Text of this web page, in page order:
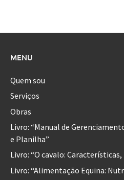
MENU
Quem sou
Serviços
Obras
Livro: “Manual de
e Planilha”
Livro: “O cavalo:
Livro: “Alimentação Equina: